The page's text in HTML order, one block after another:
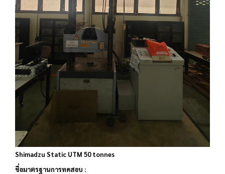
Shimadzu Static UTM 50 tonnes
ชื่อมาตรฐานการทดสอบ :